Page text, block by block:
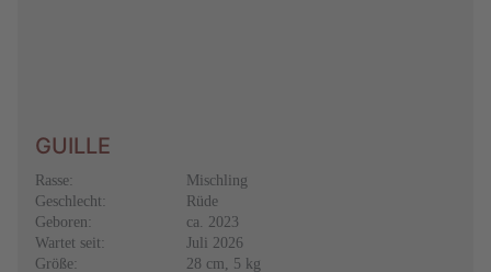
GUILLE
Rasse:
Mischling
Geschlecht:
Rüde
Geboren:
ca. 2023
Wartet seit:
Juli 2026
Größe:
28 cm, 5 kg